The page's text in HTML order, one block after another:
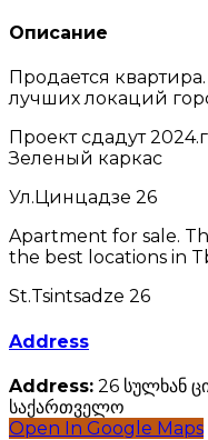
Описание
Продается
лучших локаций
Проект сдадут
Зеленый каркас
Ул.Цинцадзе 26
Apartment for sale.
the best locations in
St.Tsintsadze 26
Address
Address: 26 სულხან
საქართველო
Open In Google Maps